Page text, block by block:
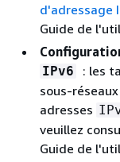
d'adressage
Guide de
IPv6
: les
sous-
adresses
veuillez
Guide de